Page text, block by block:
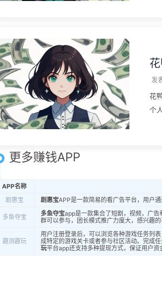
发
花
个
更多赚钱APP
APP名称
剧惠宝
剧惠宝APP是一款简易的看广告平台，用户
多鱼夺宝 多鱼夺宝app是一款集合了短剧，视频，广
群可以参与，团长模式推广力度大，感兴趣的
趣测趣玩
用户注册登录后，可以浏览各种游戏任务列
成特定的游戏关卡或者参与社区活动。完成
玩平台app还支持多种提现方式，保证用户资